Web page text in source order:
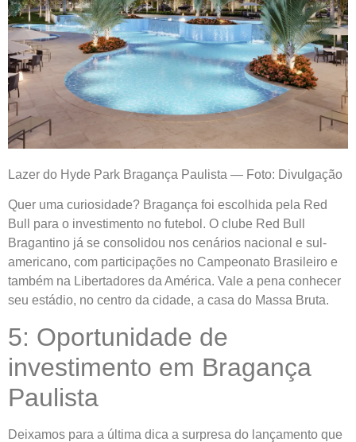
Lazer do Hyde Park Bragança Paulista — Foto: Divulgação
Quer uma curiosidade? Bragança foi escolhida pela Red
Bull para o investimento no futebol. O clube Red Bull
Bragantino já se consolidou nos cenários nacional e sul-
americano, com participações no Campeonato Brasileiro e
também na Libertadores da América. Vale a pena conhecer
seu estádio, no centro da cidade, a casa do Massa Bruta.
5: Oportunidade de
investimento em Bragança
Paulista
Deixamos para a última dica a surpresa do lançamento que